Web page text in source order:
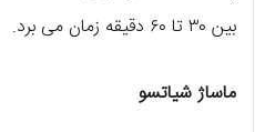
بین ۳۰ تا ۶۰ دقیقه زمان می برد.
ماساژ شیاتسو